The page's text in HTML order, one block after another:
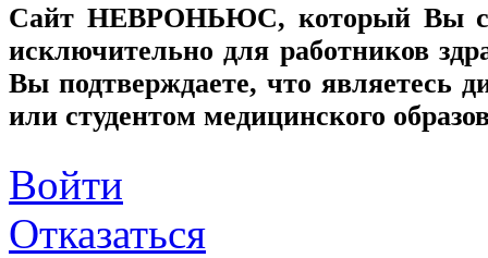
Сайт НЕВРОНЬЮС, который Вы
исключительно для работников
Вы подтверждаете, что являетесь
или студентом медицинского
Войти
Отказаться